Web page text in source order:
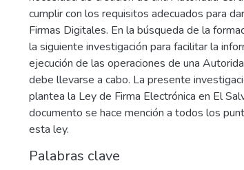
cumplir con los requisitos adecuados para
Firmas Digitales. En la búsqueda de la
la siguiente investigación para facilitar la
ejecución de las operaciones de una
debe llevarse a cabo. La presente
plantea la Ley de Firma Electrónica en El
documento se hace mención a todos los
esta ley.
Palabras clave